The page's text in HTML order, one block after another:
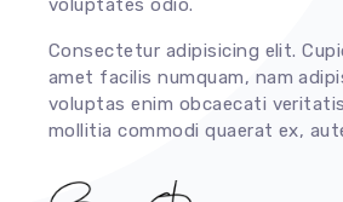
voluptates odio.
Consectetur adipisicing elit.
amet facilis numquam, nam
voluptas enim obcaecati
mollitia commodi quaerat ex,